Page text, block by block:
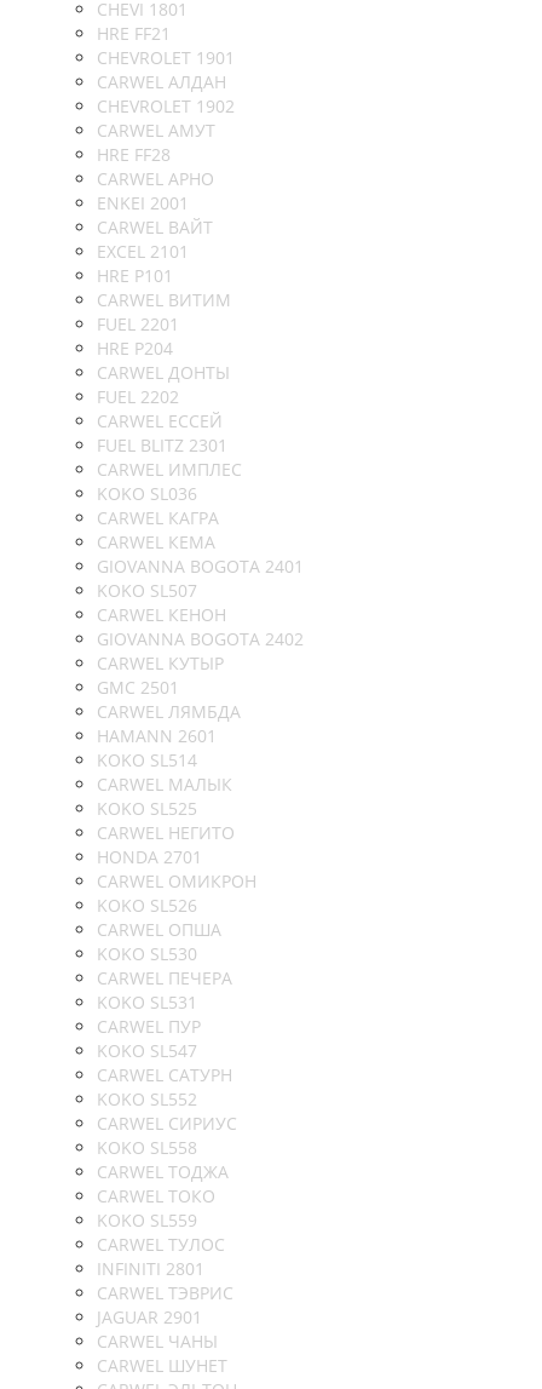
CHEVI 1801
HRE FF21
CHEVROLET 1901
CARWEL АЛДАН
CHEVROLET 1902
CARWEL АМУТ
HRE FF28
CARWEL АРНО
ENKEI 2001
CARWEL ВАЙТ
EXCEL 2101
HRE P101
CARWEL ВИТИМ
FUEL 2201
HRE P204
CARWEL ДОНТЫ
FUEL 2202
CARWEL ЕССЕЙ
FUEL BLITZ 2301
CARWEL ИМПЛЕС
KOKO SL036
CARWEL КАГРА
CARWEL КЕМА
GIOVANNA BOGOTA 2401
KOKO SL507
CARWEL КЕНОН
GIOVANNA BOGOTA 2402
CARWEL КУТЫР
GMC 2501
CARWEL ЛЯМБДА
HAMANN 2601
KOKO SL514
CARWEL МАЛЫК
KOKO SL525
CARWEL НЕГИТО
HONDA 2701
CARWEL ОМИКРОН
KOKO SL526
CARWEL ОПША
KOKO SL530
CARWEL ПЕЧЕРА
KOKO SL531
CARWEL ПУР
KOKO SL547
CARWEL САТУРН
KOKO SL552
CARWEL СИРИУС
KOKO SL558
CARWEL ТОДЖА
CARWEL ТОКО
KOKO SL559
CARWEL ТУЛОС
INFINITI 2801
CARWEL ТЭВРИС
JAGUAR 2901
CARWEL ЧАНЫ
CARWEL ШУНЕТ